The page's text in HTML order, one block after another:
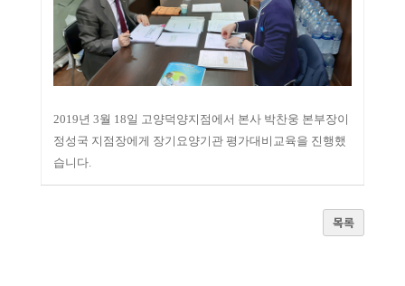
2019년 3월 18일 고양덕양지점에서 본사 박찬웅 본부장이
정성국 지점장에게 장기요양기관 평가대비교육을 진행했
습니다.
목록